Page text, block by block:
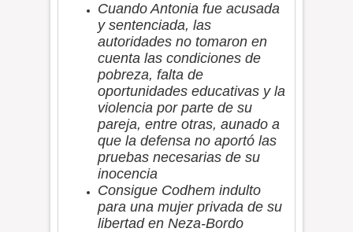
Cuando Antonia fue acusada
y sentenciada, las
autoridades no tomaron en
cuenta las condiciones de
pobreza, falta de
oportunidades educativas y la
violencia por parte de su
pareja, entre otras, aunado a
que la defensa no aportó las
pruebas necesarias de su
inocencia
Consigue Codhemindulto
para una mujer privada de su
libertad en Neza-Bordo